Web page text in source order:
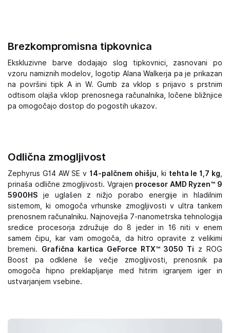
Brezkompromisna tipkovnica
Ekskluzivne barve dodajajo slog tipkovnici, zasnovani po
vzoru namiznih modelov, logotip Alana Walkerja pa je prikazan
na površini tipk A in W. Gumb za vklop s prijavo s prstnim
odtisom olajša vklop prenosnega računalnika, ločene bližnjice
pa omogočajo dostop do pogostih ukazov.
Odlična zmogljivost
Zephyrus G14 AW SE v 14-palčnem ohišju , ki tehta le 1,7 kg
prinaša odlične zmogljivosti. Vgrajen procesor AMD Ryzen™ 9
5900HS je uglašen z nižjo porabo energije in hladilnim
sistemom, ki omogoča vrhunske zmogljivosti v ultra tankem
prenosnem računalniku. Najnovejša 7-nanometrska tehnologija
sredice procesorja združuje do 8 jeder in 16 niti v enem
samem čipu, kar vam omogoča, da hitro opravite z velikimi
bremeni. Grafična kartica GeForce RTX™ 3050 Ti z ROG
Boost pa odklene še večje zmogljivosti, prenosnik pa
omogoča hipno preklapljanje med hitrim igranjem iger in
ustvarjanjem vsebine.